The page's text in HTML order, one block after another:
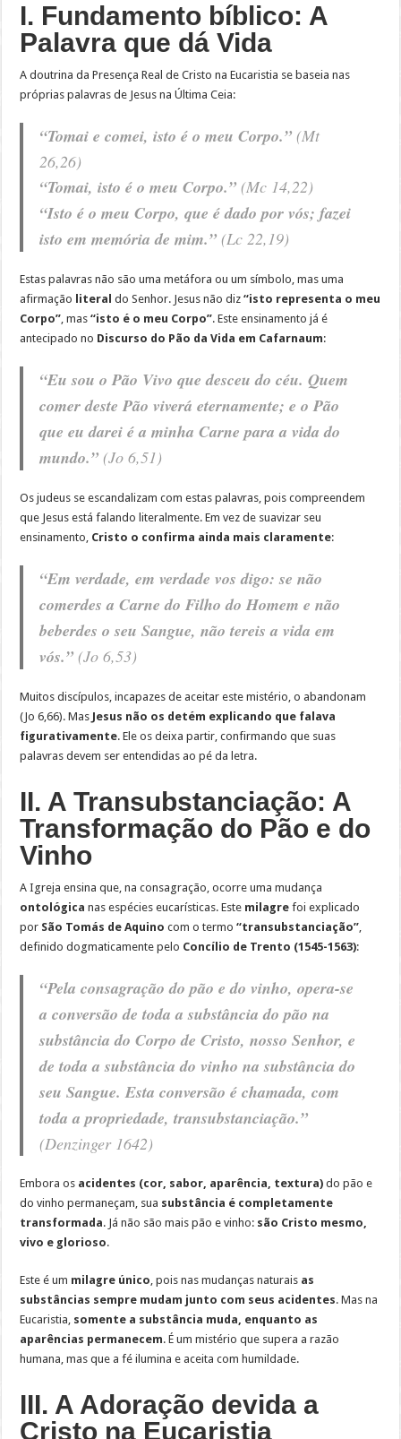
I. Fundamento bíblico: A
Palavra que dá Vida
A doutrina da Presença Real de Cristo na Eucaristia se baseia nas
próprias palavras de Jesus na Última Ceia:
“Tomai e comei, isto é o meu Corpo.” (Mt
26,26)
“Tomai, isto é o meu Corpo.” (Mc 14,22)
“Isto é o meu Corpo, que é dado por vós; fazei
isto em memória de mim.” (Lc 22,19)
Estas palavras não são uma metáfora ou um símbolo, mas uma
afirmação literal do Senhor. Jesus não diz“isto representa o meu
Corpo”, mas“isto é o meu Corpo”. Este ensinamento já é
antecipado no Discurso do Pão da Vida em Cafarnaum:
“Eu sou o Pão Vivo que desceu do céu. Quem
comer deste Pão viverá eternamente; e o Pão
que eu darei é a minha Carne para a vida do
mundo.” (Jo 6,51)
Os judeus se escandalizam com estas palavras, pois compreendem
que Jesus está falando literalmente. Em vez de suavizar seu
ensinamento, Cristo o confirma ainda mais claramente:
“Em verdade, em verdade vos digo: se não
comerdes a Carne do Filho do Homem e não
beberdes o seu Sangue, não tereis a vida em
vós.” (Jo 6,53)
Muitos discípulos, incapazes de aceitar este mistério, o abandonam
(Jo 6,66). Mas Jesus não os detém explicando que falava
figurativamente. Ele os deixa partir, confirmando que suas
palavras devem ser entendidas ao pé da letra.
II. A Transubstanciação: A
Transformação do Pão e do
Vinho
A Igreja ensina que, na consagração, ocorre uma mudança
ontológica nas espécies eucarísticas. Este milagre foi explicado
por São Tomás de Aquino com o termo“transubstanciação”,
definido dogmaticamente pelo Concílio de Trento (1545-1563):
“Pela consagração do pão e do vinho, opera-se
a conversão de toda a substância do pão na
substância do Corpo de Cristo, nosso Senhor, e
de toda a substância do vinho na substância do
seu Sangue. Esta conversão é chamada, com
toda a propriedade, transubstanciação.”
(Denzinger 1642)
Embora os acidentes (cor, sabor, aparência, textura) do pão e
do vinho permaneçam, sua substância é completamente
transformada. Já não são mais pão e vinho: são Cristo mesmo,
vivo e glorioso.
Este é um milagre único, pois nas mudanças naturais as
substâncias sempre mudam junto com seus acidentes. Mas na
Eucaristia, somente a substância muda, enquanto as
aparências permanecem. É um mistério que supera a razão
humana, mas que a fé ilumina e aceita com humildade.
III. A Adoração devida a
Cristo na Eucaristia